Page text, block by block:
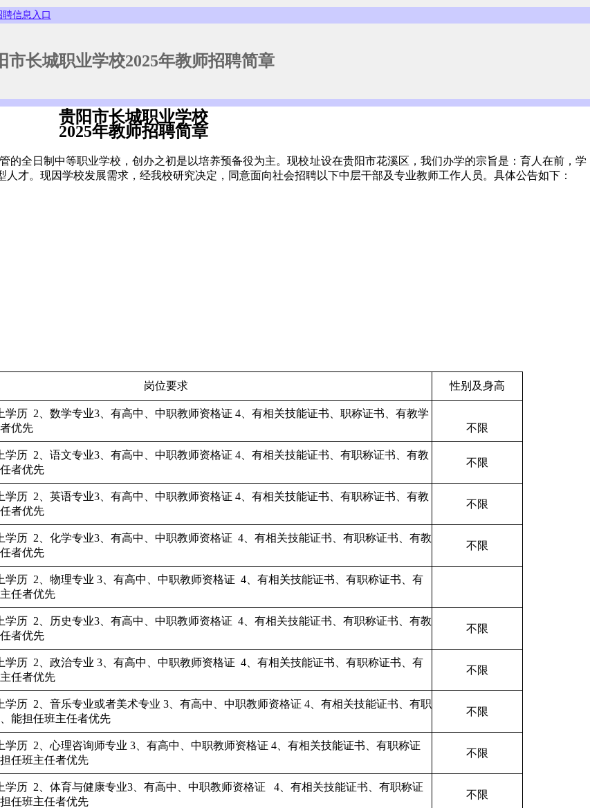
信息入口
市长城职业学校2025年教师招聘简章
贵阳市长城职业学校
2025年教师招聘简章
的全日制 中等职业学校 ，创办之初是以培养预备役为主。现校址设在贵阳市花溪区 ，我们办学的宗旨是：育人在前，学
才。现因学校发展需求，经我校研究决定，同意面向社会招聘以下中层干部及专业教师工作人员。具体公告如下：
岗位要求 性别及身高
学历 2、 数学专业3、有高中、中职教师资格证 4、有相关技能证书、 职称证书、有教学
优先 不限
学历 2、 语文专业3、有高中、中职教师资格证 4、有相关技能证书、 有职称证书、有教
者优先
不限
学历 2、 英语专业3、有高中、中职教师资格证 4、有相关技能证书、 有职称证书、有教
者优先
不限
学历 2 化学专业3、有高中、中职教师资格证 4、有相关技能证书、 有职称证书、有教
者优先
不限
学历 2、 物理专业 3、有高中、中职教师资格证 4、有相关技能证书、 有职称证书、有
任者优先
学历 2 历史专业3、有高中、中职教师资格证 4、有相关技能证书、 有职称证书、有教
者优先
不限
学历 2、政治专业 3、有高中、中职教师资格证 4、有相关技能证书、 有职称证书、有
任者优先
不限
学历 2、 音乐专业或者美术专业 3、有高中、中职教师资格证 4、有相关技能证书、 有职
能担任班主任者优先
不限
学历 2、 心理咨询师专业 3、有高中、中职教师资格证 4、有相关技能证书、 有职称证
任班主任者优先
不限
学历 2 体育与健康专业3、有高中、中职教师资格证 4、有相关技能证书、 有职称证
任班主任者优先
不限